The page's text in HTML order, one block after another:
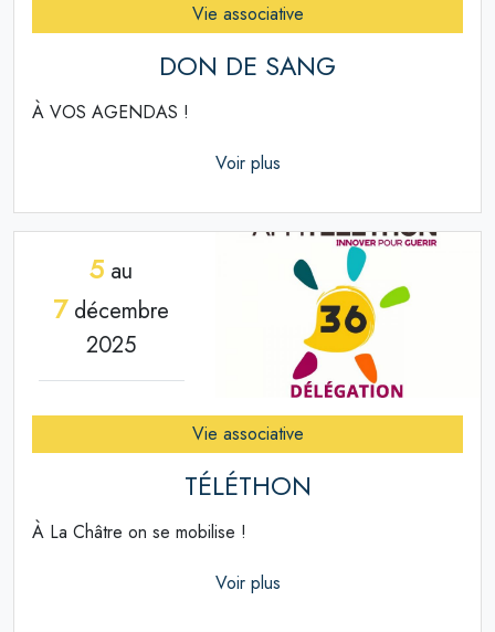
Vie associative
DON DE SANG
À VOS AGENDAS !
Voir plus
5 au
7décembre
2025
Vie associative
TÉLÉTHON
À La Châtre on se mobilise !
Voir plus